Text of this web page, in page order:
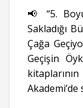
📢 “5.
Sakladığı
Çağa
Geçişin